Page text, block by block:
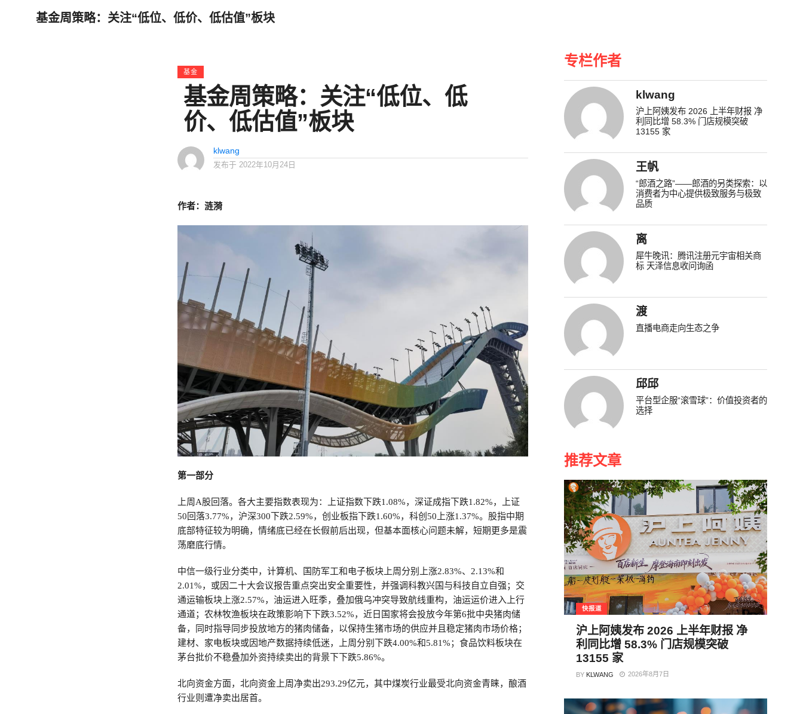
基金周策略：关注“低位、低价、低估值”板块
基金
基金周策略：关注“低位、低
价、低估值”板块
klwang
发布于 2022年10月24日
作者：涟漪
第一部分
上周A股回落。各大主要指数表现为：上证指数下跌1.08%，深证成指下跌1.82%，上证
50回落3.77%，沪深300下跌2.59%，创业板指下跌1.60%，科创50上涨1.37%。股指中期
底部特征较为明确，情绪底已经在长假前后出现，但基本面核心问题未解，短期更多是震
荡磨底行情。
中信一级行业分类中，计算机、国防军工和电子板块上周分别上涨2.83%、2.13%和
2.01%，或因二十大会议报告重点突出安全重要性，并强调科教兴国与科技自立自强；交
通运输板块上涨2.57%，油运进入旺季，叠加俄乌冲突导致航线重构，油运运价进入上行
通道；农林牧渔板块在政策影响下下跌3.52%，近日国家将会投放今年第6批中央猪肉储
备，同时指导同步投放地方的猪肉储备，以保持生猪市场的供应并且稳定猪肉市场价格；
建材、家电板块或因地产数据持续低迷，上周分别下跌4.00%和5.81%；食品饮料板块在
茅台批价不稳叠加外资持续卖出的背景下下跌5.86%。
北向资金方面，北向资金上周净卖出293.29亿元，其中煤炭行业最受北向资金青睐，酿酒
行业则遭净卖出居首。
专栏作者
klwang
沪上阿姨发布 2026 上半年财报 净
利同比增 58.3% 门店规模突破
13155 家
王帆
“郎酒之路”——郎酒的另类探索：以
消费者为中心提供极致服务与极致
品质
离
犀牛晚讯：腾讯注册元宇宙相关商
标 天泽信息收问询函
渡
直播电商走向生态之争
邱邱
平台型企服“滚雪球”：价值投资者的
选择
推荐文章
快报道
沪上阿姨发布 2026 上半年财报 净
利同比增 58.3% 门店规模突破
13155 家
BY KLWANG 2026年8月7日